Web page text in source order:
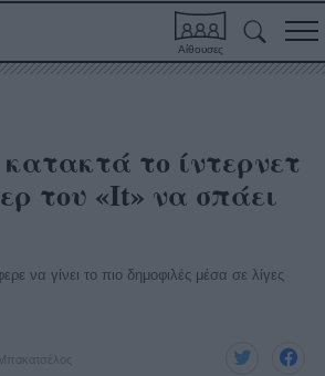
Αίθουσες
κατακτά το ίντερνετ
του «It» να σπάει
να γίνει το πιο δημοφιλές μέσα σε λίγες